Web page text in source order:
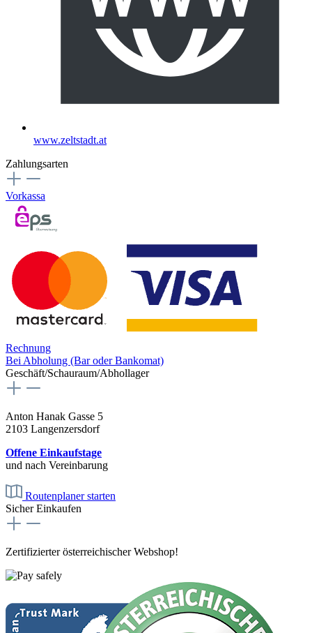
www.zeltstadt.at
Zahlungsarten
Vorkassa
Rechnung
Bei Abholung (Bar oder Bankomat)
Geschäft/Schauraum/Abhollager
Anton Hanak Gasse 5
2103 Langenzersdorf
Offene Einkaufstage
und nach Vereinbarung
Routenplaner starten
Sicher Einkaufen
Zertifizierter österreichischer Webshop!